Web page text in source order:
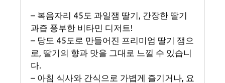
– 복음자리 45도 과일잼 딸기, 간장한 딸기
과즙 풍부한 비타민 디저트!
– 당도 45도로 만들어진 프리미엄 딸기 잼으
로, 딸기의 향과 맛을 그대로 느낄 수 있습니
다.
– 아침 식사와 간식으로 가볍게 즐기거나, 요